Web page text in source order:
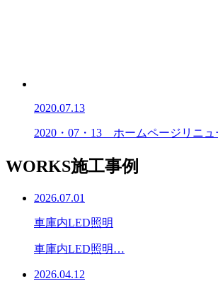
2020.07.13
2020・07・13 ホームページリニュ
WORKS施工事例
2026.07.01
車庫内LED照明
車庫内LED照明…
2026.04.12